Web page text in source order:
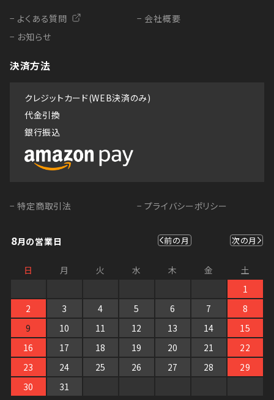
− よくある質問
− お知らせ
− 会社概要
決済方法
クレジットカード(WEB決済のみ)
代金引換
銀行振込
− 特定商取引法 − プライバシーポリシー
8月の営業日 前の月 次の月
日 月 火 水 木 金
土
1
2
3 4 5 6 7
8
9
10 11 12 13 14
15
16
17 18 19 20 21
22
23
24 25 26 27 28
29
30
31